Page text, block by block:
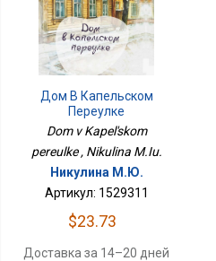
Дом В Капельском
Переулке
Dom v Kapel'skom
pereulke , Nikulina M.Iu.
Никулина М.Ю.
Артикул: 1529311
$23.73
Доставка за 14–20 дней